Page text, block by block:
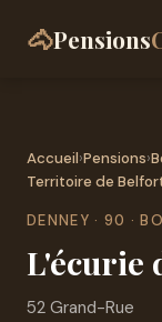
🐴Pensions
Accueil›Pensions›
Territoire de
DENNEY · 90 ·
L'écurie
52 Grand-Rue